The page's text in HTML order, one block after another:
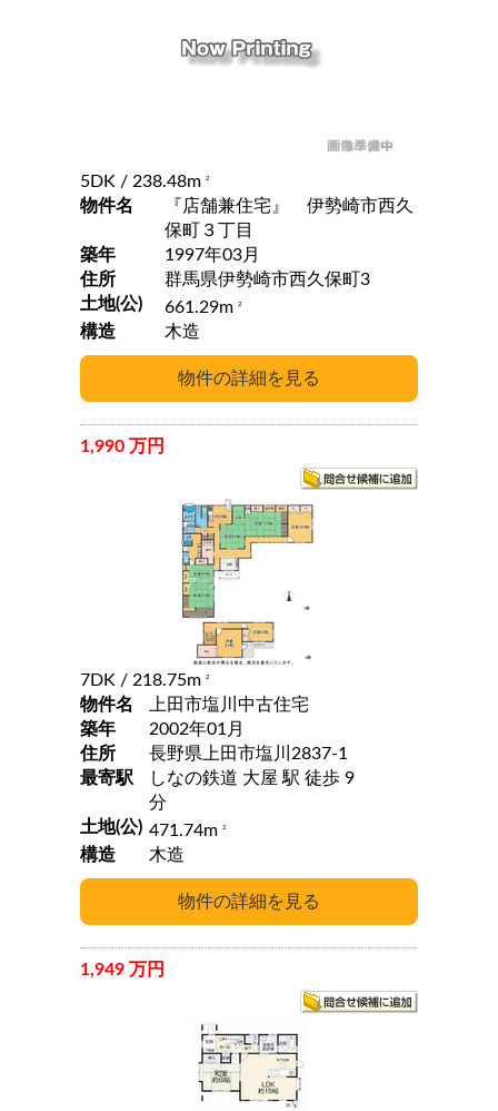
5DK / 238.48m 2
物件名
『店舗兼住宅』 伊勢崎市西久
保町３丁目
築年
1997年03月
住所
群馬県伊勢崎市西久保町3
土地(公)
661.29m 2
構造 木造
1,990 万円
7DK / 218.75m 2
物件名
上田市塩川中古住宅
築年
2002年01月
住所
長野県上田市塩川2837-1
最寄駅
しなの鉄道 大屋 駅 徒歩 9
分
土地(公) 471.74m2
構造 木造
1,949 万円